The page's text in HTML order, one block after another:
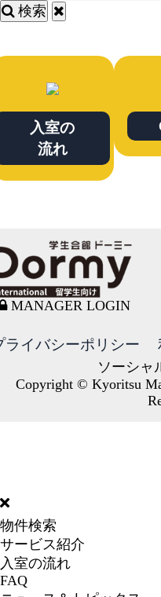
検索
入室の
流れ
MANAGER LOGIN
ライバシーポリシー
ソーシャ
Copyright © Kyoritsu
物件検索
サービス紹介
入室の流れ
FAQ